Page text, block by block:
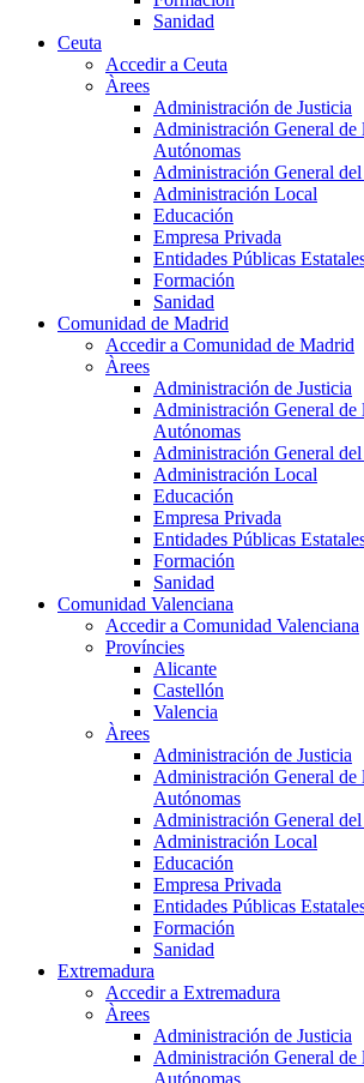
Sanidad
Ceuta
Accedir a Ceuta
Àrees
Administración de Justicia
Administración General de
Autónomas
Administración General
Administración Local
Educación
Empresa Privada
Entidades Públicas
Formación
Sanidad
Comunidad de Madrid
Accedir a Comunidad de Madrid
Àrees
Administración de Justicia
Administración General de
Autónomas
Administración General
Administración Local
Educación
Empresa Privada
Entidades Públicas
Formación
Sanidad
Comunidad Valenciana
Accedir a Comunidad Valenciana
Províncies
Alicante
Castellón
Valencia
Àrees
Administración de Justicia
Administración General de
Autónomas
Administración General
Administración Local
Educación
Empresa Privada
Entidades Públicas
Formación
Sanidad
Extremadura
Accedir a Extremadura
Àrees
Administración de Justicia
Administración General de